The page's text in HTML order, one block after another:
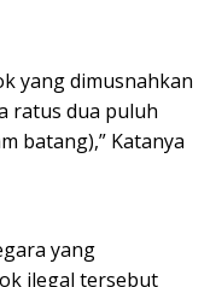
yang dimusnahkan
ratus dua puluh
batang),” Katanya
yang
ilegal tersebut